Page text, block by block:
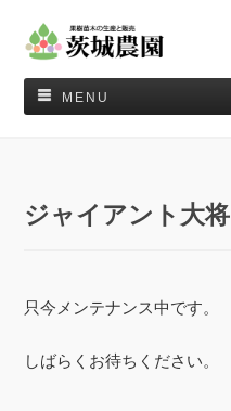
MENU
ジャイアント大将
只今メンテナンス中です。
しばらくお待ちください。